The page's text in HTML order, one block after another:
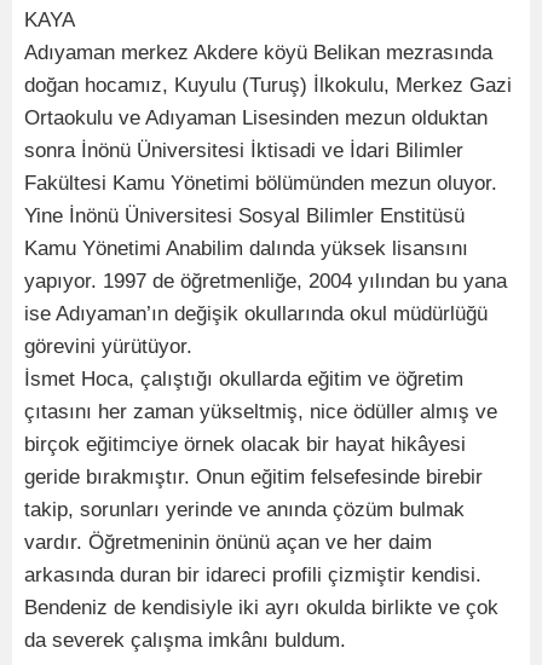
KAYA
Adıyaman merkez Akdere köyü Belikan mezrasında
doğan hocamız, Kuyulu (Turuş) İlkokulu, Merkez Gazi
Ortaokulu ve Adıyaman Lisesinden mezun olduktan
sonra İnönü Üniversitesi İktisadi ve İdari Bilimler
Fakültesi Kamu Yönetimi bölümünden mezun oluyor.
Yine İnönü Üniversitesi Sosyal Bilimler Enstitüsü
Kamu Yönetimi Anabilim dalında yüksek lisansını
yapıyor. 1997 de öğretmenliğe, 2004 yılından bu yana
ise Adıyaman’ın değişik okullarında okul müdürlüğü
görevini yürütüyor.
İsmet Hoca, çalıştığı okullarda eğitim ve öğretim
çıtasını her zaman yükseltmiş, nice ödüller almış ve
birçok eğitimciye örnek olacak bir hayat hikâyesi
geride bırakmıştır. Onun eğitim felsefesinde birebir
takip, sorunları yerinde ve anında çözüm bulmak
vardır. Öğretmeninin önünü açan ve her daim
arkasında duran bir idareci profili çizmiştir kendisi.
Bendeniz de kendisiyle iki ayrı okulda birlikte ve çok
da severek çalışma imkânı buldum.